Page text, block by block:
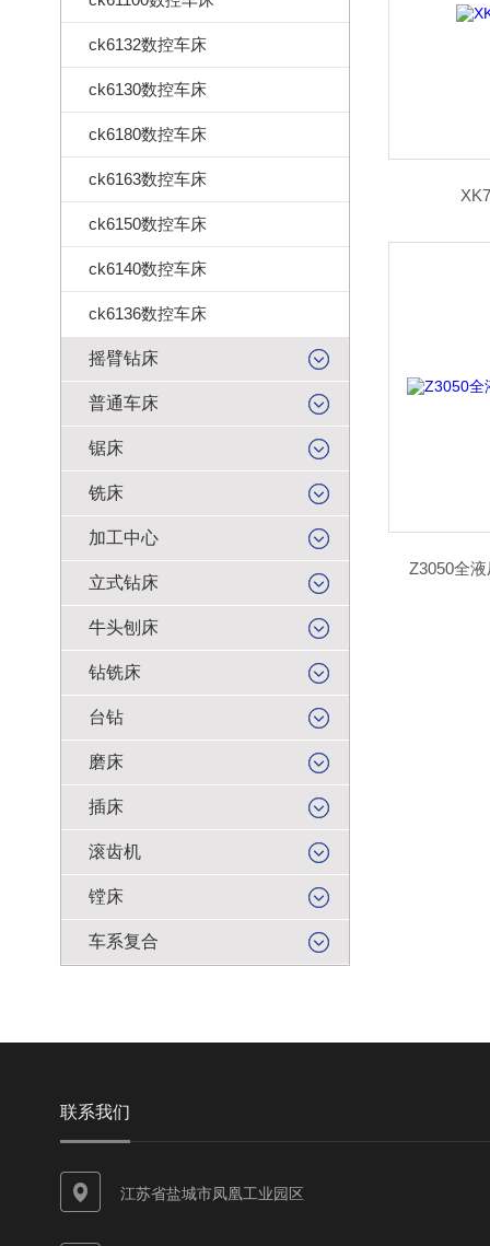
ck6132数控车床
ck6130数控车床
ck6180数控车床
ck6163数控车床
ck6150数控车床
ck6140数控车床
ck6136数控车床
摇臂钻床
普通车床
锯床
铣床
加工中心
立式钻床
牛头刨床
钻铣床
台钻
磨床
插床
滚齿机
镗床
车系复合
Z3050全
联系我们
江苏省盐城市凤凰工业园区